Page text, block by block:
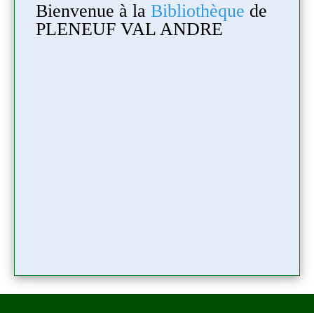
Bienvenue à la Bibliothèque de
PLENEUF VAL ANDRE